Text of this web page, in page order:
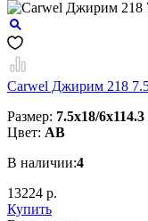
Carwel Джирим 218
Размер: 7.5x18/
Цвет: AB
В наличии:4
13224 р.
Купить